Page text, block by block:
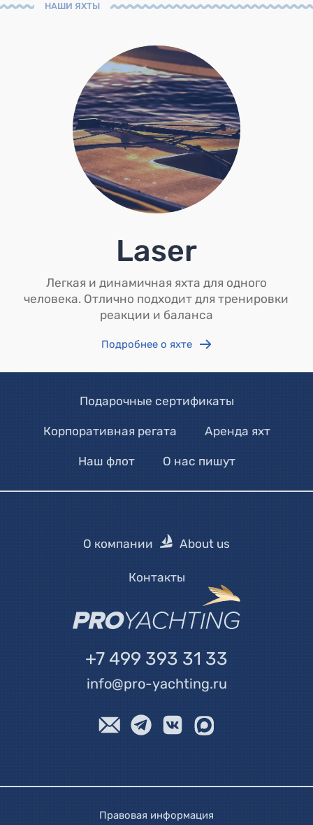
НАШИ ЯХТЫ
Laser
Легкая и динамичная яхта для одного
человека. Отлично подходит для тренировки
реакции и баланса
Подробнее о яхте
Подарочные сертификаты
Корпоративная регата Аренда яхт
Наш флот О нас пишут
О компании About us
Контакты
+7 499 393 31 33
info@pro-yachting.ru
Правовая информация